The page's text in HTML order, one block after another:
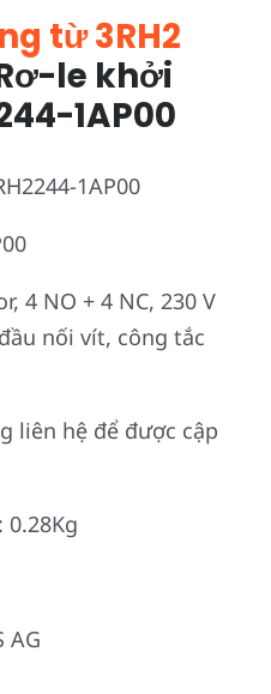
từ 3RH2
le khởi
1AP00
4 NO + 4 NC, 230 V
nối vít, công tắc
liên hệ để được cập
AG